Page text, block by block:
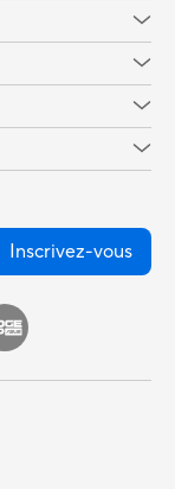
Inscrivez-vous